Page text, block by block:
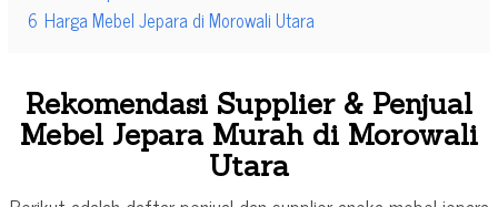
6 Harga Mebel Jepara di Morowali Utara
Rekomendasi Supplier & Penjual
Mebel Jepara Murah di Morowali
Utara